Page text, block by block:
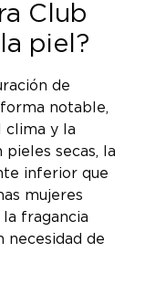
Club
piel?
de
notable,
clima y la
secas, la
inferior que
mujeres
fragancia
necesidad de